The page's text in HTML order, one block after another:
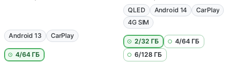
Android 13 CarPlay
4/64 ГБ
QLED Android 14
CarPlay
4G SIM
2/32 ГБ
4/64 ГБ
6/128 ГБ